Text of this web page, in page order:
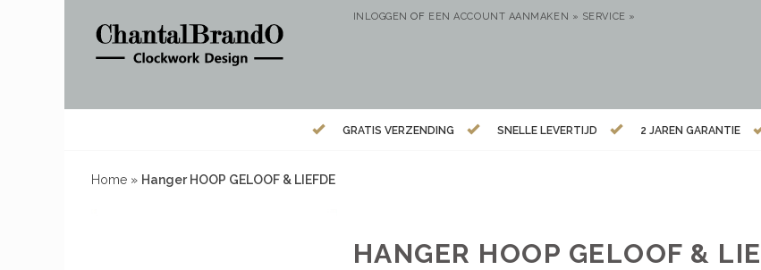
INLOGGEN OF EEN ACCOUNT AANMAKEN » SERVICE »
GRATIS VERZENDING SNELLE LEVERTIJD 2 JAREN GARANTIE
Home » Hanger HOOP GELOOF & LIEFDE
HANGER HOOP GELOOF &